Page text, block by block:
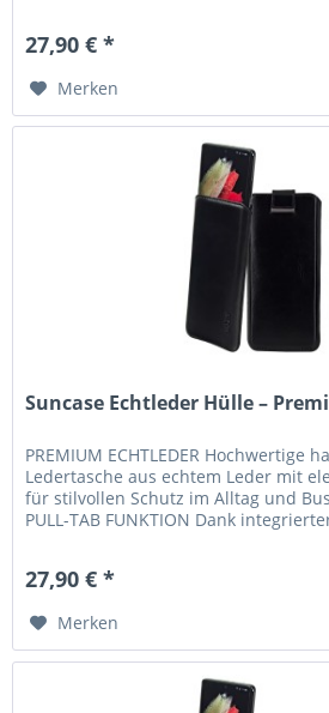
27,90 € *
Merken
Suncase Echtleder Hülle –
PREMIUM ECHTLEDER Hochwertige
Ledertasche aus echtem Leder mit
für stilvollen Schutz im Alltag und
PULL-TAB FUNKTION Dank
27,90 € *
Merken